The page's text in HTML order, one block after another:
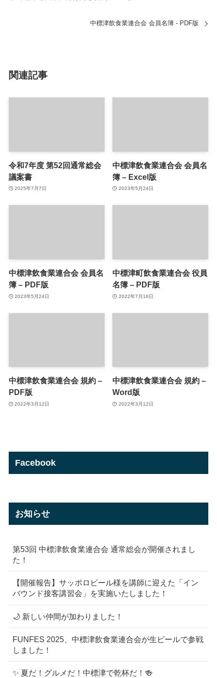
中標津飲食業連合会 会員名簿 - PDF版
関連記事
令和7年度 第52回通常総会
議案書
2025年7月7日
中標津飲食業連合会 会員名
簿 – Excel版
2023年5月24日
中標津飲食業連合会 会員名
簿 – PDF版
2023年5月24日
中標津町飲食業連合会 役員
名簿 – PDF版
2022年7月16日
中標津飲食業連合会 規約 –
PDF版
2022年3月12日
中標津飲食業連合会 規約 –
Word版
2022年3月12日
Facebook
お知らせ
第53回 中標津飲食業連合会 通常総会が開催されまし
た！
【開催報告】サッポロビール様を講師に迎えた「イン
バウンド接客講習会」を実施いたしました！
🌙 新しい仲間が加わりました！
FUNFES 2025、中標津飲食業連合会が生ビールで参戦
しました！
✨ 夏だ！グルメだ！中標津で乾杯だ！🍻